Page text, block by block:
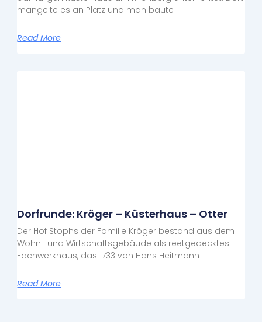
mangelte es an Platz und man baute
Read More
Dorfrunde: Kröger – Küsterhaus – Otter
Der Hof Stophs der Familie Kröger bestand aus dem
Wohn- und Wirtschaftsgebäude als reetgedecktes
Fachwerkhaus, das 1733 von Hans Heitmann
Read More